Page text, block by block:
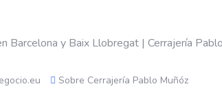
Sobre Cerrajería Pablo Muñóz